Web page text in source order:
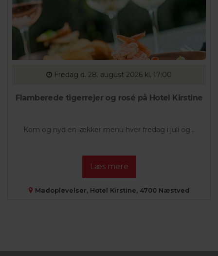
Fredag d. 28. august 2026 kl. 17:00
Flamberede tigerrejer og rosé på Hotel Kirstine
Kom og nyd en lækker menu hver fredag i juli og...
Læs mere
Madoplevelser, Hotel Kirstine, 4700 Næstved